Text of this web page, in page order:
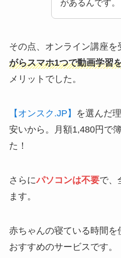
がある んです。
その点、オンライン講座を
がらスマホ1つで動画学習
メリットでした。
【オンスク.JP】
を選んだ
安いから。
月額1,480円 で
た！
さらにパソコンは不要で、
ます。
赤ちゃんの寝ている時間を
おすすめのサービスです。